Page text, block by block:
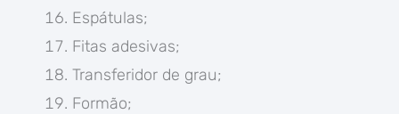
Espátulas;
Fitas adesivas;
Transferidor de grau;
Formão;